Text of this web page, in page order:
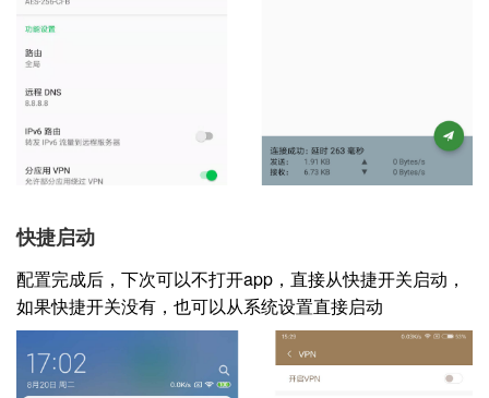
快捷启动
配置完成后，下次可以不打开app，直接从快捷开关启动，
如果快捷开关没有，也可以从系统设置直接启动